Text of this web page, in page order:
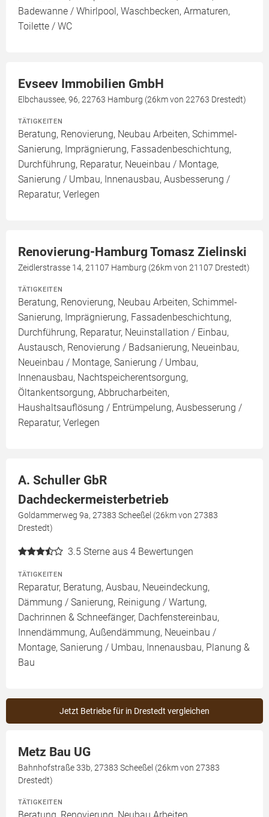
Badewanne / Whirlpool, Waschbecken, Armaturen,
Toilette / WC
Evseev Immobilien GmbH
Elbchaussee, 96, 22763 Hamburg (26km von 22763 Drestedt)
TÄTIGKEITEN
Beratung, Renovierung, Neubau Arbeiten, Schimmel-
Sanierung, Imprägnierung, Fassadenbeschichtung,
Durchführung, Reparatur, Neueinbau / Montage,
Sanierung / Umbau, Innenausbau, Ausbesserung /
Reparatur, Verlegen
Renovierung-Hamburg Tomasz Zielinski
Zeidlerstrasse 14, 21107 Hamburg (26km von 21107 Drestedt)
TÄTIGKEITEN
Beratung, Renovierung, Neubau Arbeiten, Schimmel-
Sanierung, Imprägnierung, Fassadenbeschichtung,
Durchführung, Reparatur, Neuinstallation / Einbau,
Austausch, Renovierung / Badsanierung, Neueinbau,
Neueinbau / Montage, Sanierung / Umbau,
Innenausbau, Nachtspeicherentsorgung,
Öltankentsorgung, Abbrucharbeiten,
Haushaltsauflösung / Entrümpelung, Ausbesserung /
Reparatur, Verlegen
A. Schuller GbR
Dachdeckermeisterbetrieb
Goldammerweg 9a, 27383 Scheeßel (26km von 27383
Drestedt)
3.5 Sterne aus 4 Bewertungen
TÄTIGKEITEN
Reparatur, Beratung, Ausbau, Neueindeckung,
Dämmung / Sanierung, Reinigung / Wartung,
Dachrinnen & Schneefänger, Dachfenstereinbau,
Innendämmung, Außendämmung, Neueinbau /
Montage, Sanierung / Umbau, Innenausbau, Planung &
Bau
Jetzt Betriebe für in Drestedt vergleichen
Metz Bau UG
Bahnhofstraße 33b, 27383 Scheeßel (26km von 27383
Drestedt)
TÄTIGKEITEN